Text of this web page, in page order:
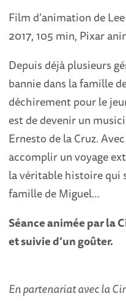
Film d’animation de
2017, 105 min, Pixar
Depuis déjà plusieurs
bannie dans la famille
déchirement pour le
est de devenir un
Ernesto de la Cruz.
accomplir un voyage
la véritable histoire qui
famille de Miguel…
Séance animée par la
et suivie d’un goûter.
En partenariat avec la